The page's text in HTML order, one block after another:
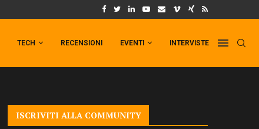
IL TRAILER DI FIST OF THE NORTH STAR!
TECH RECENSIONI EVENTI INTERVISTE
ISCRIVITI ALLA COMMUNITY